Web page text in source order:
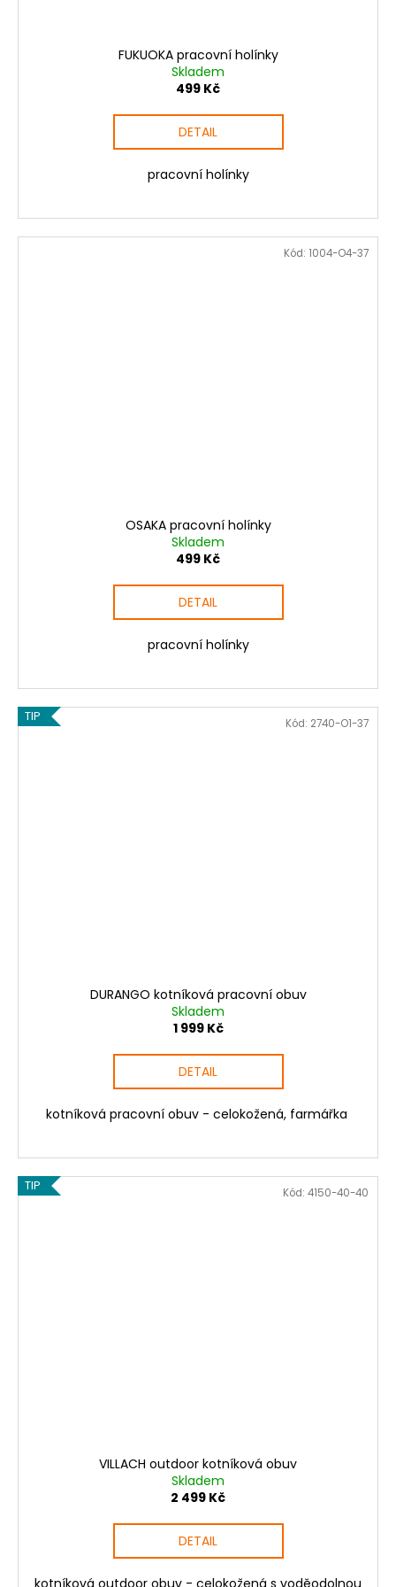
FUKUOKA pracovní holínky
Skladem
499 Kč
DETAIL
pracovní holínky
OSAKA pracovní holínky
Skladem
499 Kč
DETAIL
pracovní holínky
Kód: 1004-O4-37
TIP
DURANGO kotníková pracovní obuv
Skladem
1 999 Kč
DETAIL
kotníková pracovní obuv - celokožená, farmářka
Kód: 2740-O1-37
TIP
VILLACH outdoor kotníková obuv
Skladem
2 499 Kč
DETAIL
kotníková outdoor obuv - celokožená s voděodolnou
Kód: 4150-40-40